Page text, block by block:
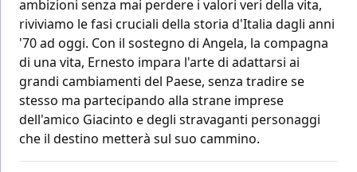
ambizioni senza mai perdere i valori veri della vita,
riviviamo le fasi cruciali della storia d'Italia dagli anni
'70 ad oggi. Con il sostegno di Angela, la compagna
di una vita, Ernesto impara l'arte di adattarsi ai
grandi cambiamenti del Paese, senza tradire se
stesso ma partecipando alla strane imprese
dell'amico Giacinto e degli stravaganti personaggi
che il destino metterà sul suo cammino.